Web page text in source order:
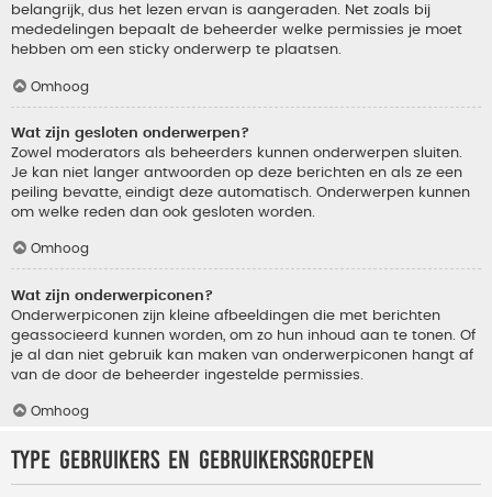
belangrijk, dus het lezen ervan is aangeraden. Net zoals bij
mededelingen bepaalt de beheerder welke permissies je moet
hebben om een sticky onderwerp te plaatsen.
Omhoog
Wat zijn gesloten onderwerpen?
Zowel moderators als beheerders kunnen onderwerpen sluiten.
Je kan niet langer antwoorden op deze berichten en als ze een
peiling bevatte, eindigt deze automatisch. Onderwerpen kunnen
om welke reden dan ook gesloten worden.
Omhoog
Wat zijn onderwerpiconen?
Onderwerpiconen zijn kleine afbeeldingen die met berichten
geassocieerd kunnen worden, om zo hun inhoud aan te tonen. Of
je al dan niet gebruik kan maken van onderwerpiconen hangt af
van de door de beheerder ingestelde permissies.
Omhoog
Type gebruikers en gebruikersgroepen